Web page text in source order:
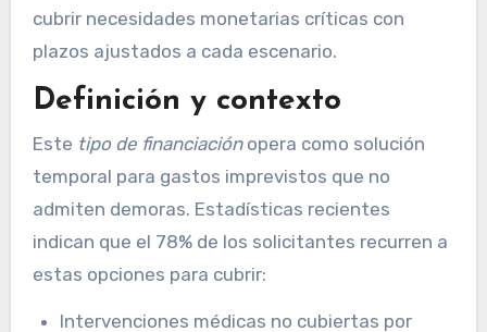
cubrir necesidades monetarias críticas con
plazos ajustados a cada escenario.
Definición y contexto
Este tipo de financiaciónopera como solución
temporal para gastos imprevistos que no
admiten demoras. Estadísticas recientes
indican que el 78% de los solicitantes recurren a
estas opciones para cubrir:
Intervenciones médicas no cubiertas por